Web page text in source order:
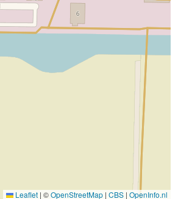
Leaflet | ©OpenStreetMap | CBS | OpenInfo.nl